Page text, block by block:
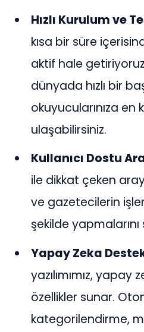
Hızlı Kurulum ve
kısa bir süre
aktif hale
dünyada hızlı bir
okuyucularınıza en
ulaşabilirsiniz.
Kullanıcı Dostu
ile dikkat çeken
ve gazetecilerin
şekilde
Yapay Zeka
yazılımımız,
özellikler sunar.
kategorilendirme,